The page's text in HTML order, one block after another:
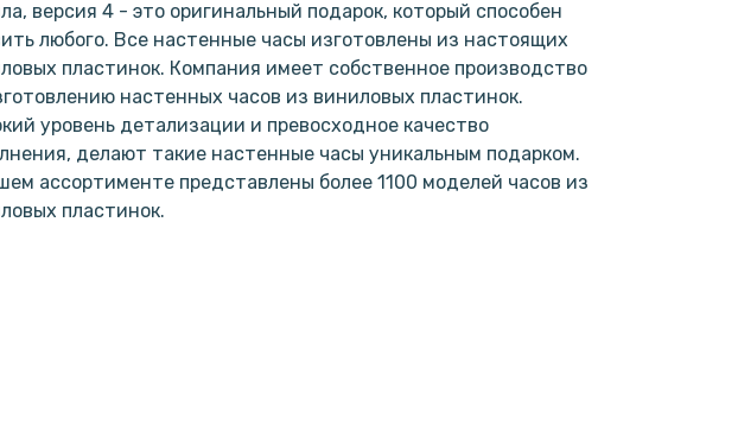
версия 4 - это оригинальный подарок, который способен
любого. Все настенные часы изготовлены из настоящих
пластинок. Компания имеет собственное производство
настенных часов из виниловых пластинок.
уровень детализации и превосходное качество
делают такие настенные часы уникальным подарком.
ассортименте представлены более 1100 моделей часов из
пластинок.